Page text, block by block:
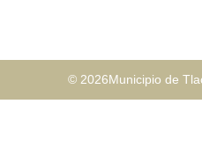
© 2026Municipio de